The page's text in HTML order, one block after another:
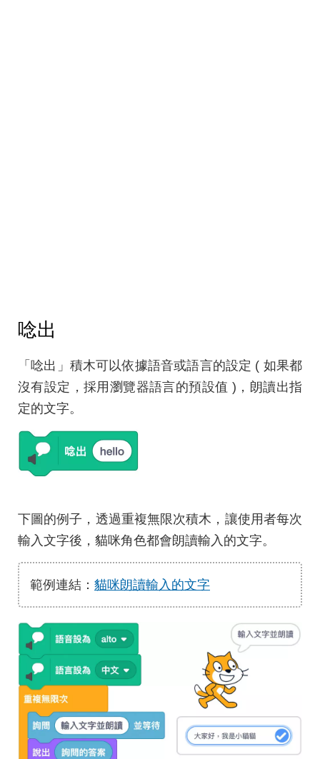
唸出
「唸出」積木可以依據語音或語言的設定 ( 如果都
沒有設定，採用瀏覽器語言的預設值 )，朗讀出指
定的文字。
下圖的例子，透過重複無限次積木，讓使用者每次
輸入文字後，貓咪角色都會朗讀輸入的文字。
範例連結： 貓咪朗讀輸入的文字